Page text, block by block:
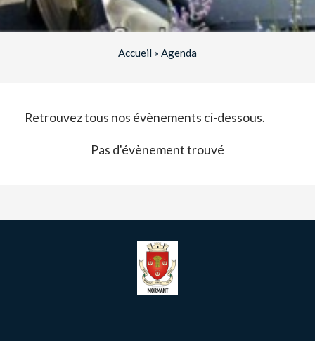
Accueil » Agenda
Retrouvez tous nos évènements ci-dessous.
Pas d'évènement trouvé